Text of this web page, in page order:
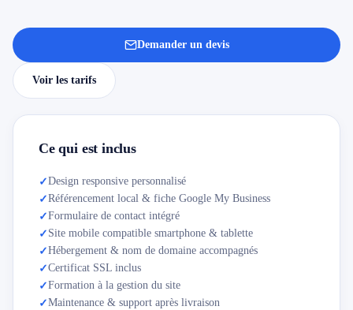
Demander un devis
Voir les tarifs
Ce qui est inclus
✓Design responsive personnalisé
✓Référencement local & fiche Google My Business
✓Formulaire de contact intégré
✓ Site mobile compatible smartphone & tablette
✓Hébergement & nom de domaine accompagnés
✓Certificat SSL inclus
✓Formation à la gestion du site
✓Maintenance & support après livraison